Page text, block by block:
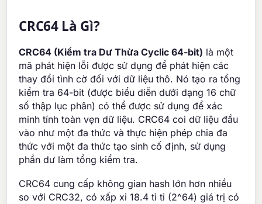
CRC64 Là Gì?
CRC64 (Kiểm tra Dư Thừa Cyclic 64-bit) là một
mã phát hiện lỗi được sử dụng để phát hiện các
thay đổi tình cờ đối với dữ liệu thô. Nó tạo ra tổng
kiểm tra 64-bit (được biểu diễn dưới dạng 16 chữ
số thập lục phân) có thể được sử dụng để xác
minh tính toàn vẹn dữ liệu. CRC64 coi dữ liệu đầu
vào như một đa thức và thực hiện phép chia đa
thức với một đa thức tạo sinh cố định, sử dụng
phần dư làm tổng kiểm tra.
CRC64 cung cấp không gian hash lớn hơn nhiều
so với CRC32, có xấp xỉ 18.4 tỉ tỉ (2^64) giá trị có